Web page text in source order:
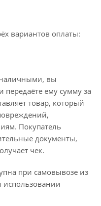
вариантов оплаты:
вы
передаёте ему сумму за
товар, который
Покупатель
документы,
чек.
при самовывозе из
использовании